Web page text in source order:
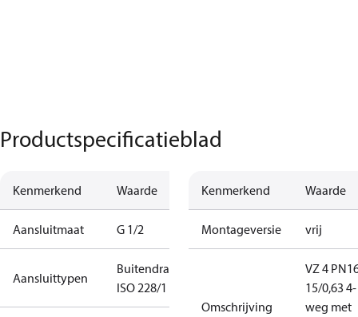
Productspecificatieblad
Kenmerkend Waarde
Aansluitmaat G 1/2
Aansluittypen
Buitendraad
ISO 228/1
Kenmerkend Waarde
Montageversie vrij
Omschrijving
VZ 4
15/0,63 4-
weg met